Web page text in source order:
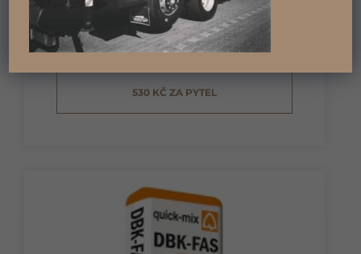
FLEXIBILNÍ LEPIDLO RKS
530 KČ ZA PYTEL